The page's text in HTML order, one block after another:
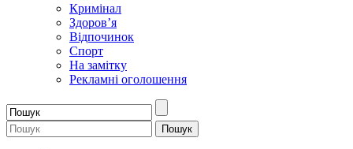
Кримінал
Здоров’я
Відпочинок
Спорт
На замітку
Рекламні оголошення